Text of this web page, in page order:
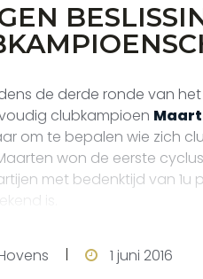
de derde ronde van
clubkampioen
om te bepalen wie zich
won de eerste
met bedenktijd van
is.
1 juni 2016